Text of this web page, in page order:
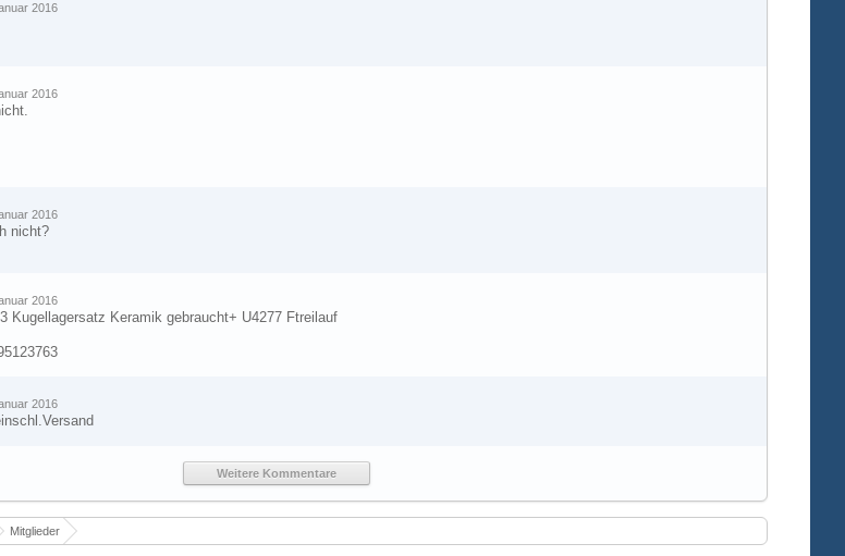
2016
2016
2016
nicht?
2016
Kugellagersatz Keramik gebraucht+ U4277 Ftreilauf
2016
Weitere Kommentare
Mitglieder